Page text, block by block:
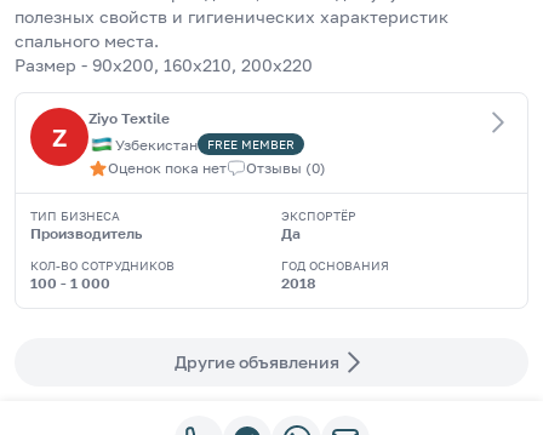
полезных свойств и гигиенических характеристик
спального места.
Размер - 90х200, 160х210, 200х220
Z
Ziyo Textile
Узбекистан
FREE MEMBER
Оценок пока нет Отзывы (0)
ТИП БИЗНЕСА
Производитель
ЭКСПОРТЁР
Да
КОЛ-ВО СОТРУДНИКОВ
100 - 1 000
ГОД ОСНОВАНИЯ
2018
Другие объявления